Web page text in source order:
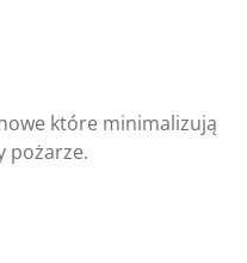
które minimalizują
pożarze.